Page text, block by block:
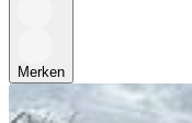
Merken